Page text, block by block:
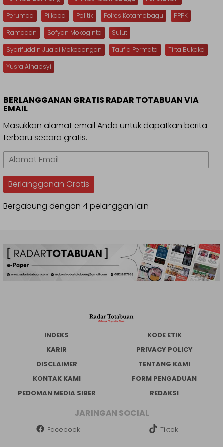
Perumda
Pilkada Politik Polres Kotamobagu
PPPK
Ramadan
Sofyan Mokoginta
Sulut
Syarifuddin Juaidi Mokodongan
Taufiq Permata
Tirta Bukaka
Yusra Alhabsyi
BERLANGGANAN GRATIS RADAR TOTABUAN VIA
EMAIL
Masukkan alamat email Anda untuk dapatkan berita
terbaru secara gratis.
Alamat
Email
Berlangganan Gratis
Bergabung dengan 4 pelanggan lain
INDEKS
KODE ETIK
KARIR
PRIVACY POLICY
DISCLAIMER
TENTANG KAMI
KONTAK KAMI
FORM PENGADUAN
PEDOMAN MEDIA SIBER
REDAKSI
JARINGAN SOCIAL
Facebook Tiktok